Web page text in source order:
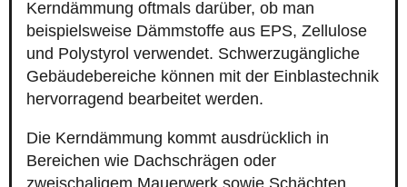
Kerndämmung oftmals darüber, ob man
beispielsweise Dämmstoffe aus EPS, Zellulose
und Polystyrol verwendet. Schwerzugängliche
Gebäudebereiche können mit der Einblastechnik
hervorragend bearbeitet werden.
Die Kerndämmung kommt ausdrücklich in
Bereichen wie Dachschrägen oder